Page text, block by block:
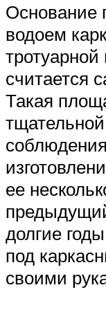
Основание
водоем
считается
Такая
тщательной
ее
долгие
под
своими